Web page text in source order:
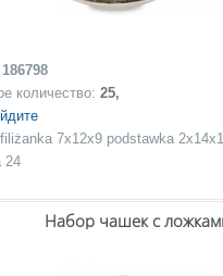
186798
количество:25,
7x12x9 podstawka
24
Набор чашек с